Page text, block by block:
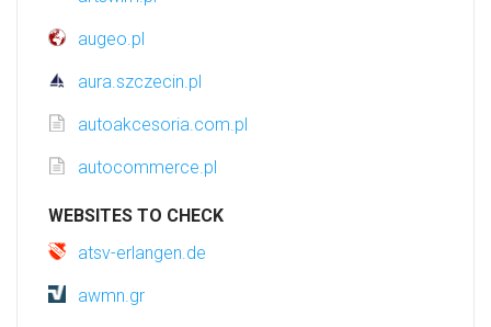
augeo.pl
aura.szczecin.pl
autoakcesoria.com.pl
autocommerce.pl
WEBSITES TO CHECK
atsv-erlangen.de
awmn.gr